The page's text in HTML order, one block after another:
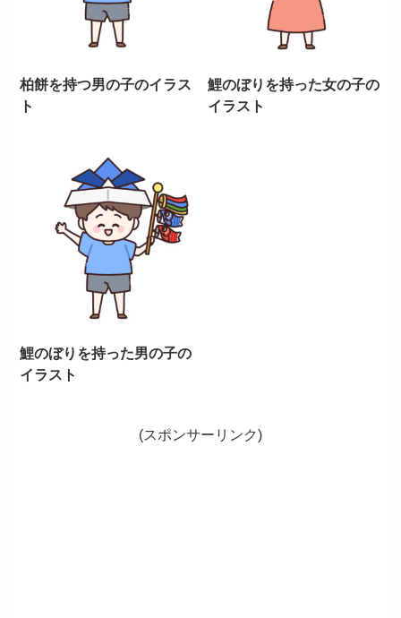
柏餅を持つ男の子のイラス
ト
鯉のぼりを持った女の子の
イラスト
鯉のぼりを持った男の子の
イラスト
(スポンサーリンク)